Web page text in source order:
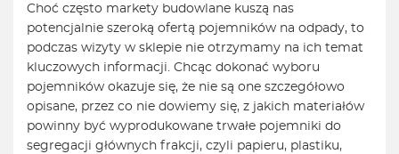
Choć często markety budowlane kuszą nas
potencjalnie szeroką ofertą pojemników na odpady, to
podczas wizyty w sklepie nie otrzymamy na ich temat
kluczowych informacji. Chcąc dokonać wyboru
pojemników okazuje się, że nie są one szczegółowo
opisane, przez co nie dowiemy się, z jakich materiałów
powinny być wyprodukowane trwałe pojemniki do
segregacji głównych frakcji, czyli papieru, plastiku,